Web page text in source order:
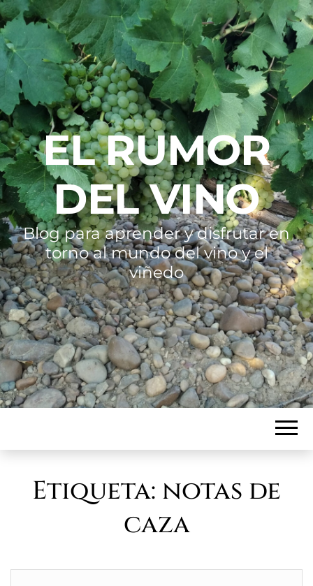
EL RUMOR
DEL VINO
Blog para aprender y disfrutar en
torno al mundo del vino y el
viñedo
Etiqueta: notas de
caza